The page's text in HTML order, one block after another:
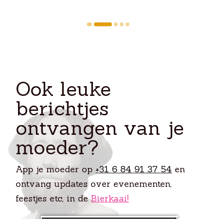
Ook leuke
berichtjes
ontvangen van je
moeder?
App je moeder op +31 6 84 91 37 54 en
ontvang updates over evenementen,
feestjes etc, in deBierkaai!